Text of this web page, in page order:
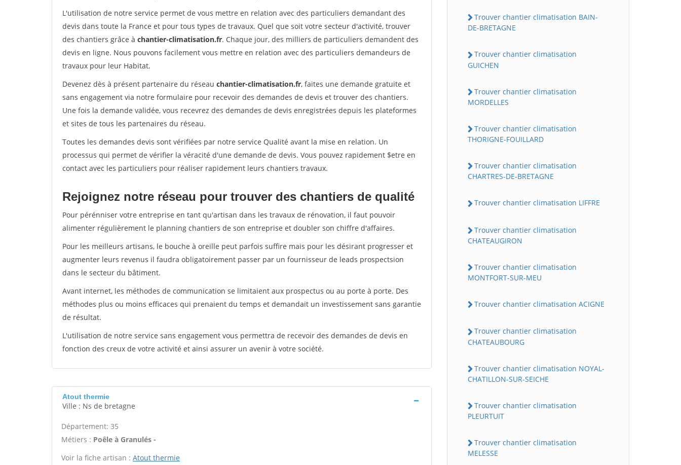
L'utilisation de notre service permet de vous mettre en relation avec des particuliers demandant des
devis dans toute la France et pour tous types de travaux. Quel que soit votre secteur d'activité, trouver
des chantiers grâce à chantier-climatisation.fr. Chaque jour, des milliers de particuliers demandent des
devis en ligne. Nous pouvons facilement vous mettre en relation avec des particuliers demandeurs de
travaux pour leur Habitat.
Devenez dès à présent partenaire du réseau chantier-climatisation.fr, faites une demande gratuite et
sans engagement via notre formulaire pour recevoir des demandes de devis et trouver des chantiers.
Une fois la demande validée, vous recevrez des demandes de devis enregistrées depuis les plateformes
et sites de tous les partenaires du réseau.
Toutes les demandes devis sont vérifiées par notre service Qualité avant la mise en relation. Un
processus qui permet de vérifier la véracité d'une demande de devis. Vous pouvez rapidement $etre en
contact avec les particuliers pour réaliser rapidement leurs chantiers travaux.
Rejoignez notre réseau pour trouver des chantiers de qualité
Pour pérénniser votre entreprise en tant qu'artisan dans les travaux de rénovation, il faut pouvoir
alimenter régulièrement le planning chantiers de son entreprise et doubler son chiffre d'affaires.
Pour les meilleurs artisans, le bouche à oreille peut parfois suffire mais pour les désirant progresser et
augmenter leurs revenus il faudra obligatoirement passer par un fournisseur de leads prospectsion
dans le secteur du bâtiment.
Avant internet, les méthodes de communication se limitaient aux prospectus ou au porte à porte. Des
méthodes plus ou moins efficaces qui prenaient du temps et demandait un investissement sans garantie
de résultat.
L'utilisation de notre service sans engagement vous permettra de recevoir des demandes de devis en
fonction des creux de votre activité et ainsi assurer un avenir à votre société.
Atout thermie
Ville : Ns de bretagne
Département: 35
Métiers : Poêle à Granulés -
Voir la fiche artisan : Atout thermie
Trouver chantier climatisation BAIN-
DE-BRETAGNE
Trouver chantier climatisation
GUICHEN
Trouver chantier climatisation
MORDELLES
Trouver chantier climatisation
THORIGNE-FOUILLARD
Trouver chantier climatisation
CHARTRES-DE-BRETAGNE
Trouver chantier climatisation LIFFRE
Trouver chantier climatisation
CHATEAUGIRON
Trouver chantier climatisation
MONTFORT-SUR-MEU
Trouver chantier climatisation ACIGNE
Trouver chantier climatisation
CHATEAUBOURG
Trouver chantier climatisation NOYAL-
CHATILLON-SUR-SEICHE
Trouver chantier climatisation
PLEURTUIT
Trouver chantier climatisation
MELESSE